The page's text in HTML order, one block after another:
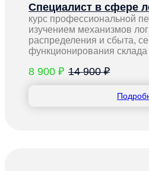
Специалист в сфере
курс профессиональной
изучением механизмов
распределения и сбыта,
функционирования склада
8 900 ₽ 14 900 ₽